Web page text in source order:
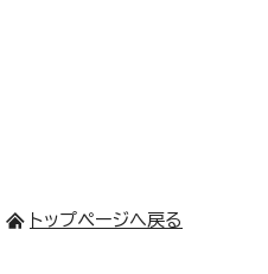
トップページへ戻る